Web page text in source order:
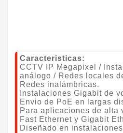
Caracteristicas:
CCTV IP Megapixel /
análogo / Redes locales
Redes inalámbricas.
Instalaciones Gigabit de
Envio de PoE en largas
Para aplicaciones de alta
Fast Ethernet y Gigabit
Diseñado en